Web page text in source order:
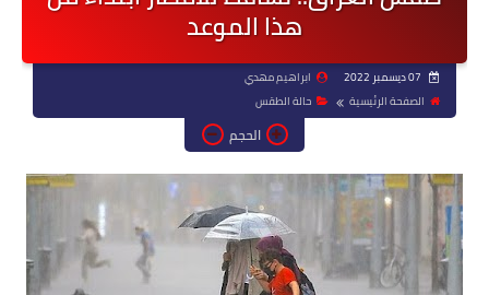
هذا الموعد
ابراهيم مهدي
الصفحة الرئيسية
حالة الطقس
الحجم